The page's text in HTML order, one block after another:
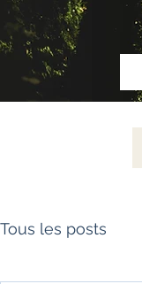
Tous les posts